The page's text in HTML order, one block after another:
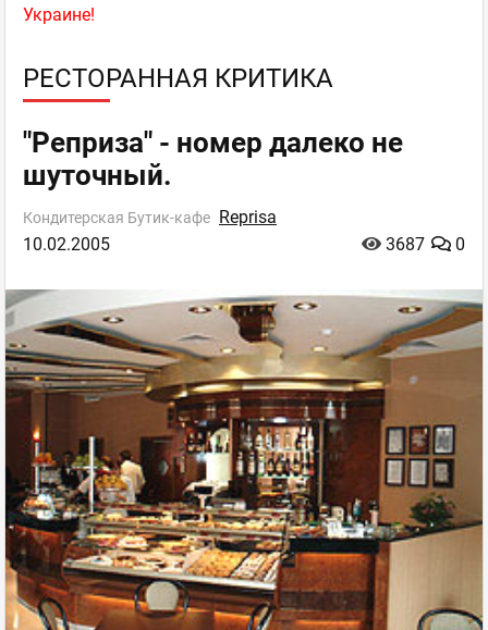
Украине!
РЕСТОРАННАЯ КРИТИКА
"Реприза" - номер далеко не
шуточный.
Кондитерская Бутик-кафе Reprisa
10.02.2005
0
3687